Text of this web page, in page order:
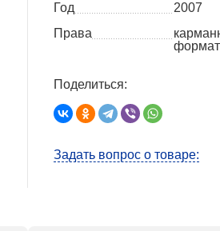
Год
2007
Права
формат
Поделиться:
Задать вопрос о товаре: